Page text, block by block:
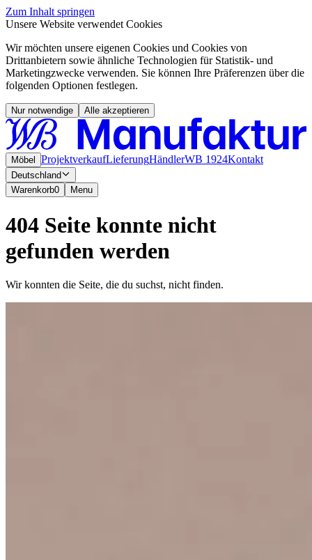
Zum Inhalt springen
Unsere Website verwendet Cookies
Wir möchten unsere eigenen Cookies und Cookies von
Drittanbietern sowie ähnliche Technologien für Statistik- und
Marketingzwecke verwenden. Sie können Ihre Präferenzen über die
folgenden Optionen festlegen.
Nur notwendige Alle akzeptieren
Möbel ProjektverkaufLieferungHändlerWB 1924Kontakt
Deutschland
Warenkorb0 Menu
404 Seite konnte nicht
gefunden werden
Wir konnten die Seite, die du suchst, nicht finden.